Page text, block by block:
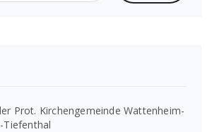
Prot. Kirchengemeinde Wattenheim-
Tiefenthal